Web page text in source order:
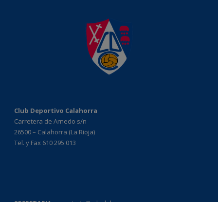
Club Deportivo Calahorra
Carretera de Arnedo s/n
26500 – Calahorra (La Rioja)
Tel. y Fax 610 295 013